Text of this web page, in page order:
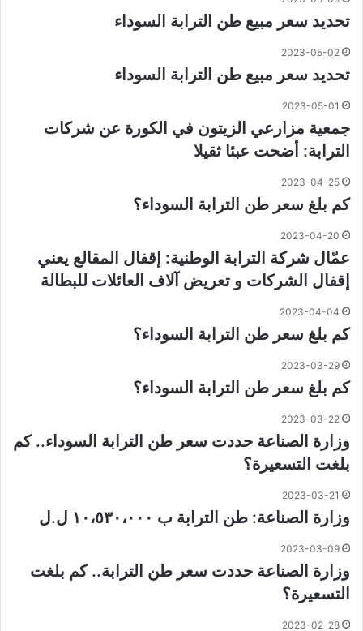
تحديد سعر مبيع طن الترابة السوداء
2023-05-02
تحديد سعر مبيع طن الترابة السوداء
2023-05-01
جمعية مزارعي الزيتون في الكورة عن شركات
الترابة: أضحت عبئا ثقيلا
2023-04-25
كم بلغ سعر طن الترابة السوداء؟
2023-04-20
عمّال شركة الترابة الوطنية: إقفال المقالع يعني
إقفال الشركات و تعريض آلاف العائلات للبطالة
2023-04-04
كم بلغ سعر طن الترابة السوداء؟
2023-03-29
كم بلغ سعر طن الترابة السوداء؟
2023-03-22
وزارة الصناعة حددت سعر طن الترابة السوداء.. كم
بلغت التسعيرة؟
2023-03-21
وزارة الصناعة: طن الترابة ب ١٠،٥٣٠،٠٠٠ ل.ل
2023-03-09
وزارة الصناعة حددت سعر طن الترابة.. كم بلغت
التسعيرة؟
2023-02-28